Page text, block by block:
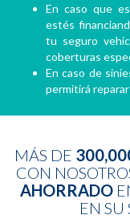
En caso que
estés
tu seguro
coberturas
En caso de
permitirá
MÁS DE
CON
AHORRADO
EN SU